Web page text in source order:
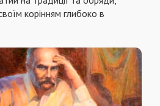
корінням глибоко в